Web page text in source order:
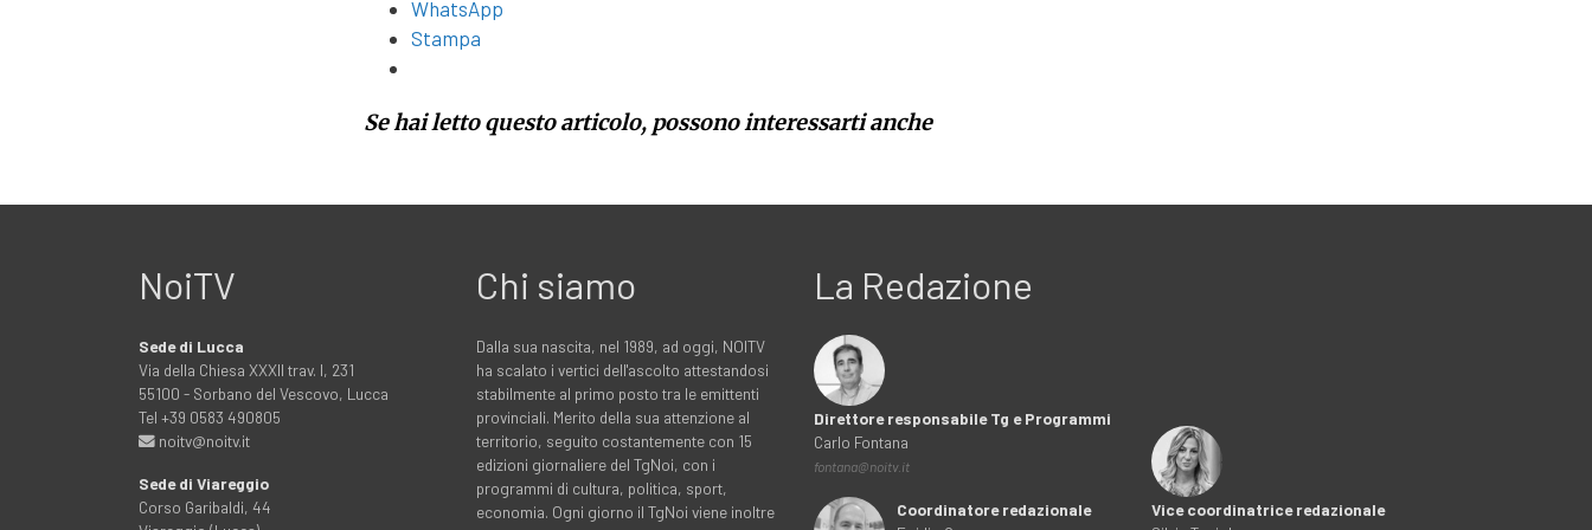
WhatsApp
Stampa
Se hai letto questo articolo, possono interessarti anche
NoiTV
Sede di Lucca
Via della Chiesa XXXII trav. I, 231
55100 - Sorbano del Vescovo, Lucca
Tel +39 0583 490805
noitv@noitv.it
Sede di Viareggio
Corso Garibaldi, 44
Chi siamo
Dalla sua nascita, nel 1989, ad oggi, NOITV
ha scalato i vertici dell'ascolto attestandosi
stabilmente al primo posto tra le emittenti
provinciali. Merito della sua attenzione al
territorio, seguito costantemente con 15
edizioni giornaliere del TgNoi, con i
programmi di cultura, politica, sport,
economia. Ogni giorno il TgNoi viene inoltre
La Redazione
Direttore responsabile Tg e Programmi
Carlo Fontana
fontana@noitv.it
Coordinatore redazionale
Vice coordinatrice redazionale